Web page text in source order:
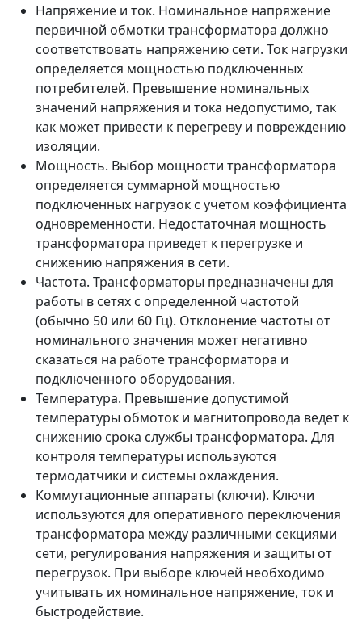
Напряжение и ток. Номинальное напряжение
первичной обмотки трансформатора должно
соответствовать напряжению сети. Ток нагрузки
определяется мощностью подключенных
потребителей. Превышение номинальных
значений напряжения и тока недопустимо, так
как может привести к перегреву и повреждению
изоляции.
Мощность. Выбор мощности трансформатора
определяется суммарной мощностью
подключенных нагрузок с учетом коэффициента
одновременности. Недостаточная мощность
трансформатора приведет к перегрузке и
снижению напряжения в сети.
Частота. Трансформаторы предназначены для
работы в сетях с определенной частотой
(обычно 50 или 60 Гц). Отклонение частоты от
номинального значения может негативно
сказаться на работе трансформатора и
подключенного оборудования.
Температура. Превышение допустимой
температуры обмоток и магнитопровода ведет к
снижению срока службы трансформатора. Для
контроля температуры используются
термодатчики и системы охлаждения.
Коммутационные аппараты (ключи). Ключи
используются для оперативного переключения
трансформатора между различными секциями
сети, регулирования напряжения и защиты от
перегрузок. При выборе ключей необходимо
учитывать их номинальное напряжение, ток и
быстродействие.